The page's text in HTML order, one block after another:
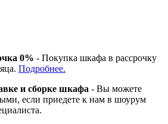
0% - Покупка шкафа в рассрочку
Подробнее.
и сборке шкафа - Вы можете
если приедете к нам в шоурум